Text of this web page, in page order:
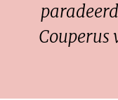
Couperus